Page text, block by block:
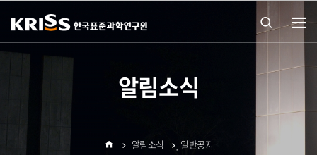
열기
알림소식
알림소식 일반공지